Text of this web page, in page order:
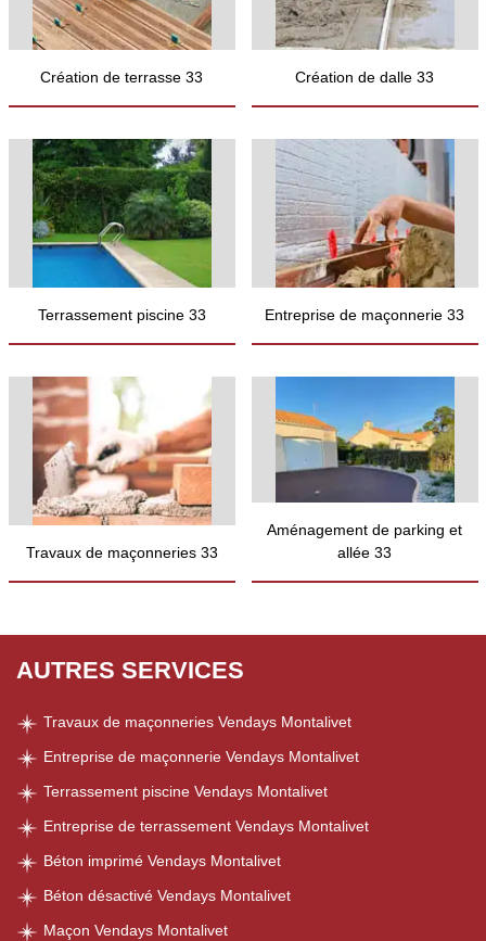
Création de terrasse 33 Création de dalle 33
Terrassement piscine 33 Entreprise de maçonnerie 33
Travaux de maçonneries 33
Aménagement de parking et
allée 33
AUTRES SERVICES
Travaux de maçonneries Vendays Montalivet
Entreprise de maçonnerie Vendays Montalivet
Terrassement piscine Vendays Montalivet
Entreprise de terrassement Vendays Montalivet
Béton imprimé Vendays Montalivet
Béton désactivé Vendays Montalivet
Maçon Vendays Montalivet